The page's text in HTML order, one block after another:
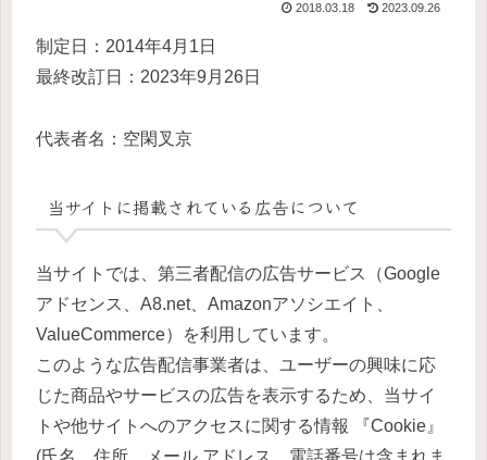
2018.03.18 2023.09.26
制定日：2014年4月1日
最終改訂日：2023年9月26日
代表者名：空閑叉京
当サイトに掲載されている広告について
当サイトでは、第三者配信の広告サービス（Google
アドセンス、A8.net、Amazonアソシエイト、
ValueCommerce）を利用しています。
このような広告配信事業者は、ユーザーの興味に応
じた商品やサービスの広告を表示するため、当サイ
トや他サイトへのアクセスに関する情報 『Cookie』
(氏名、住所、メール アドレス、電話番号は含まれま